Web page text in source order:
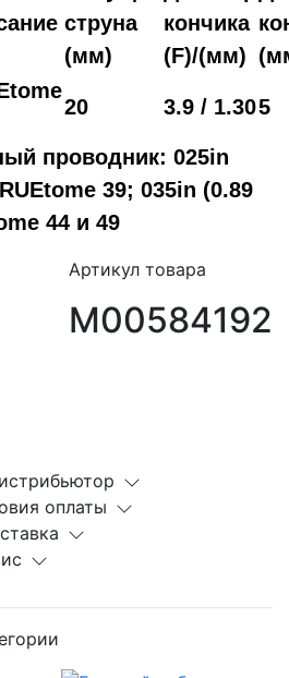
струна
(мм)
кончика
(F)/(мм)
20 3.9 / 1.305
проводник: 025іn
39; 035in (0.89
44 и 49
Артикул товара
M00584192
оплаты